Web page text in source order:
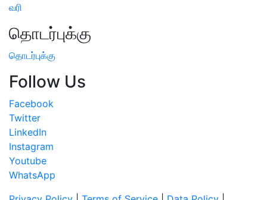
வரி
தொடர்புக்கு
தொடர்புக்கு
Follow Us
Facebook
Twitter
LinkedIn
Instagram
Youtube
WhatsApp